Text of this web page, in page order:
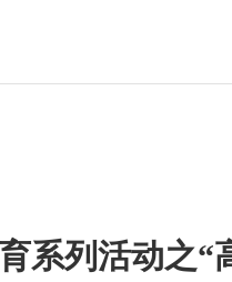
系列活动之“